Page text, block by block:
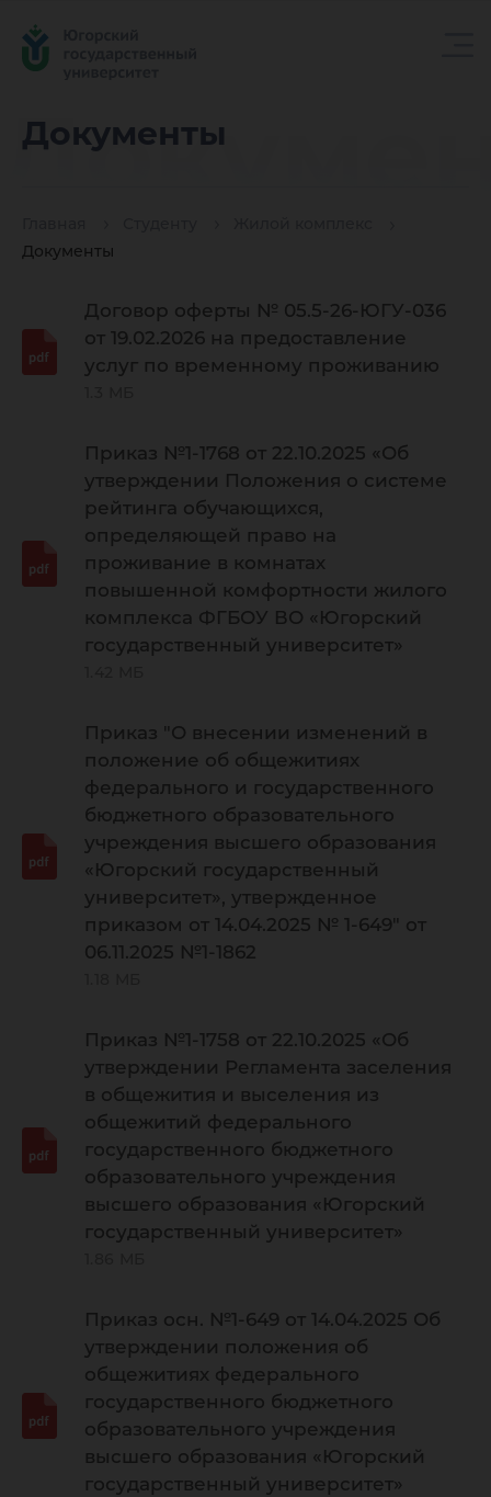
Документы
Документы
Договор оферты № 05.5-26-ЮГУ-036
от 19.02.2026 на предоставление
услуг по временному проживанию
Приказ №1-1768 от 22.10.2025 «Об
утверждении Положения о системе
рейтинга обучающихся,
определяющей право на
проживание в комнатах
повышенной комфортности жилого
комплекса ФГБОУ ВО «Югорский
государственный университет»
Приказ "О внесении изменений в
положение об общежитиях
федерального и государственного
бюджетного образовательного
учреждения высшего образования
«Югорский государственный
университет», утвержденное
приказом от 14.04.2025 № 1-649" от
06.11.2025 №1-1862
Приказ №1-1758 от 22.10.2025 «Об
утверждении Регламента заселения
в общежития и выселения из
общежитий федерального
государственного бюджетного
образовательного учреждения
высшего образования «Югорский
государственный университет»
Приказ осн. №1-649 от 14.04.2025 Об
утверждении положения об
общежитиях федерального
государственного бюджетного
образовательного учреждения
высшего образования «Югорский
государственный университет»